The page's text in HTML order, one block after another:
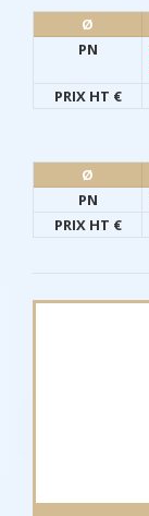
Ø​
PN
PRIX HT €
Ø​
PN
PRIX HT €